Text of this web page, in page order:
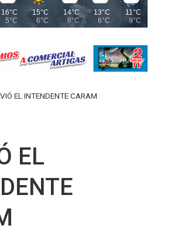
16°C
5°C
15°C
6°C
14°C
6°C
13°C
6°C
11°C
9°C
EL INTENDENTE CARAM
EL